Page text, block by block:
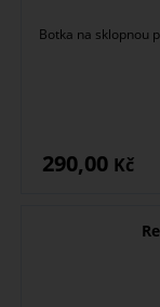
Botka na sklopnou
290,00 Kč